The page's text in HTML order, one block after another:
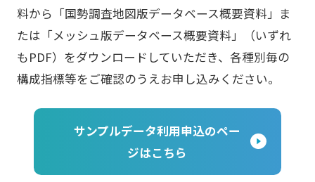
料から「国勢調査地図版データベース概要資料」ま
たは「メッシュ版データベース概要資料」（いずれ
もPDF）をダウンロードしていただき、各種別毎の
構成指標等をご確認のうえお申し込みください。
サンプルデータ利用申込のペー
ジはこちら